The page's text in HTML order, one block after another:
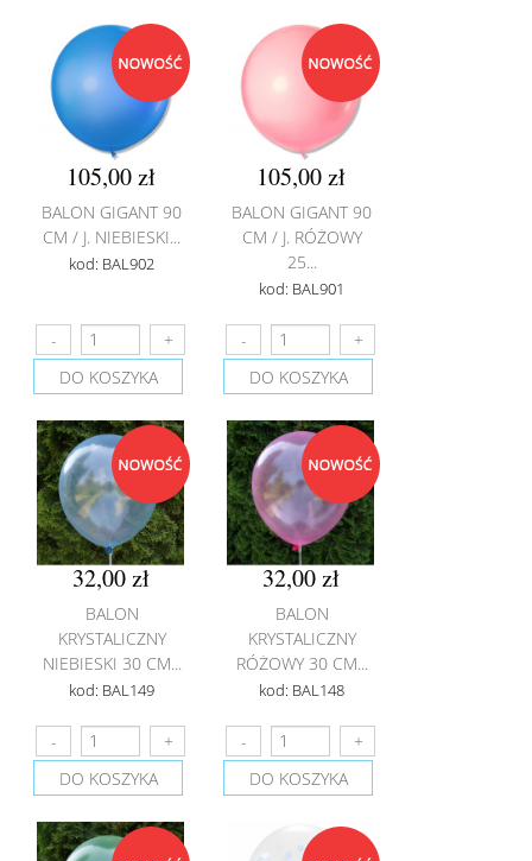
105,00 zł
BALON GIGANT 90
CM / J. NIEBIESKI...
kod: BAL902
DO KOSZYKA
105,00 zł
BALON GIGANT 90
CM / J. RÓŻOWY
25...
kod: BAL901
DO KOSZYKA
32,00 zł
BALON
KRYSTALICZNY
NIEBIESKI 30 CM...
kod: BAL149
DO KOSZYKA
32,00 zł
BALON
KRYSTALICZNY
RÓŻOWY 30 CM...
kod: BAL148
DO KOSZYKA